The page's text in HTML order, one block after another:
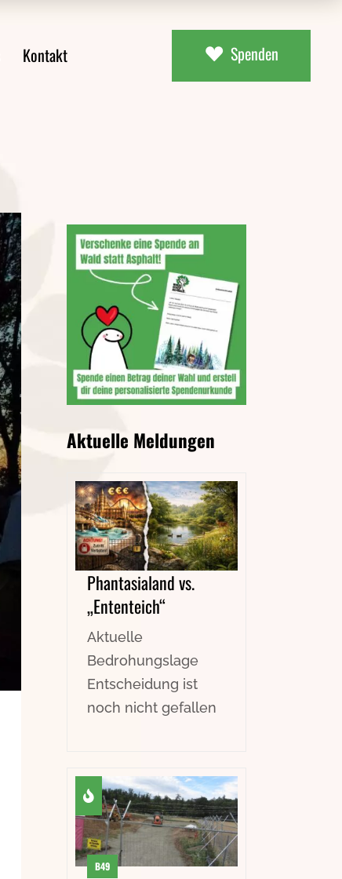
Kontakt Spenden
Aktuelle Meldungen
Phantasialand vs.
„Ententeich“
Aktuelle
Bedrohungslage
Entscheidung ist
noch nicht gefallen
B49